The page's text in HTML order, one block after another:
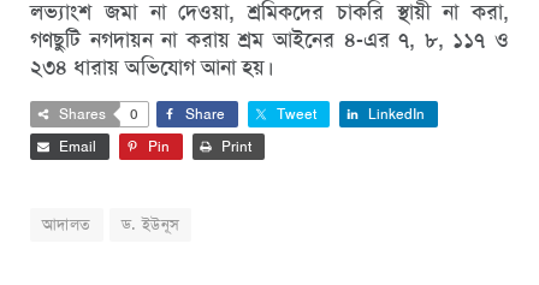
লভ্যাংশ জমা না দেওয়া, শ্রমিকদের চাকরি স্থায়ী না করা,
গণছুটি নগদায়ন না করায় শ্রম আইনের ৪-এর ৭, ৮, ১১৭ ও
২৩৪ ধারায় অভিযোগ আনা হয়।
Shares 0 Share Tweet
LinkedIn
Email
Pin Print
আদালত ড. ইউনূস